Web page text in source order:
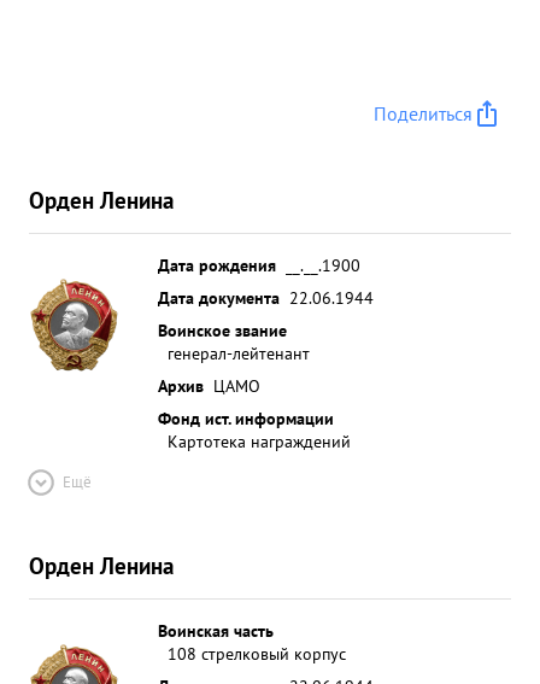
Поделиться
Орден Ленина
Дата рождения
__.__.1900
Дата документа 22.06.1944
Воинское звание
генерал-лейтенант
Архив ЦАМО
Фонд ист. информации
Картотека награждений
Ещё
Орден Ленина
Воинская часть
108 стрелковый корпус